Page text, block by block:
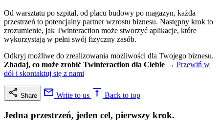
Od warsztatu po szpital, od placu budowy po magazyn, każda
przestrzeń to potencjalny partner wzrostu biznesu. Następny krok to
zrozumienie, jak Twinteraction może stworzyć aplikacje, które
wykorzystają w pełni swój fizyczny zasób.
Odkryj możliwe do zrealizowania możliwości dla Twojego biznesu.
Zbadaj, co może zrobić Twinteraction dla Ciebie → Przewiń w
dół i skontaktuj się z nami
Share Write to us Back to top
Jedna przestrzeń, jeden cel, pierwszy krok.